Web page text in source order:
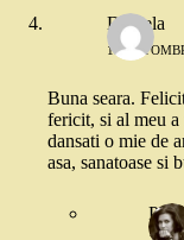
Daniela
17
Buna seara.
fericit, si al meu
dansati o mie de
asa, sanatoase si
18